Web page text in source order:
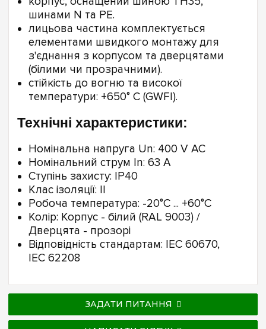
шинами N та PE.
лицьова частина комплектується
елементами швидкого монтажу для
з'єднання з корпусом та дверцятами
(білими чи прозрачними).
стійкість до вогню та високої
температури: +650° С (GWFI).
Технічні характеристики:
Номінальна напруга Un: 400 V AC
Номінальний струм In: 63 А
Ступінь захисту: IP40
Клас ізоляції: II
Робоча температура: -20°C ... +60°C
Колір: Корпус - білий (RAL 9003) /
Дверцята - прозорі
Відповідність стандартам: IEC 60670,
IEC 62208
ЗАДАТИ ПИТАННЯ